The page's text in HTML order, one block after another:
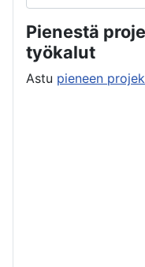
Pienestä
työkalut
Astu pieneen